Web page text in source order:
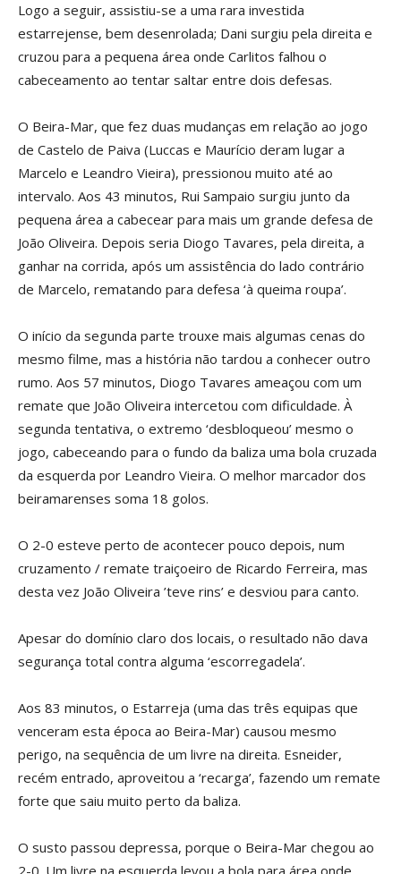
Logo a seguir, assistiu-se a uma rara investida
estarrejense, bem desenrolada; Dani surgiu pela direita e
cruzou para a pequena área onde Carlitos falhou o
cabeceamento ao tentar saltar entre dois defesas.
O Beira-Mar, que fez duas mudanças em relação ao jogo
de Castelo de Paiva (Luccas e Maurício deram lugar a
Marcelo e Leandro Vieira), pressionou muito até ao
intervalo. Aos 43 minutos, Rui Sampaio surgiu junto da
pequena área a cabecear para mais um grande defesa de
João Oliveira. Depois seria Diogo Tavares, pela direita, a
ganhar na corrida, após um assistência do lado contrário
de Marcelo, rematando para defesa ‘à queima roupa’.
O início da segunda parte trouxe mais algumas cenas do
mesmo filme, mas a história não tardou a conhecer outro
rumo. Aos 57 minutos, Diogo Tavares ameaçou com um
remate que João Oliveira intercetou com dificuldade. À
segunda tentativa, o extremo ‘desbloqueou’ mesmo o
jogo, cabeceando para o fundo da baliza uma bola cruzada
da esquerda por Leandro Vieira. O melhor marcador dos
beiramarenses soma 18 golos.
O 2-0 esteve perto de acontecer pouco depois, num
cruzamento / remate traiçoeiro de Ricardo Ferreira, mas
desta vez João Oliveira ’teve rins’ e desviou para canto.
Apesar do domínio claro dos locais, o resultado não dava
segurança total contra alguma ‘escorregadela’.
Aos 83 minutos, o Estarreja (uma das três equipas que
venceram esta época ao Beira-Mar) causou mesmo
perigo, na sequência de um livre na direita. Esneider,
recém entrado, aproveitou a ‘recarga’, fazendo um remate
forte que saiu muito perto da baliza.
O susto passou depressa, porque o Beira-Mar chegou ao
2-0. Um livre na esquerda levou a bola para área onde